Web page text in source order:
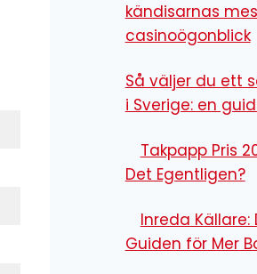
kändisarnas
casinoögonblick
Så väljer du ett
i Sverige: en
Takpapp Pris
Det Egentligen?
Inreda
Guiden för Mer